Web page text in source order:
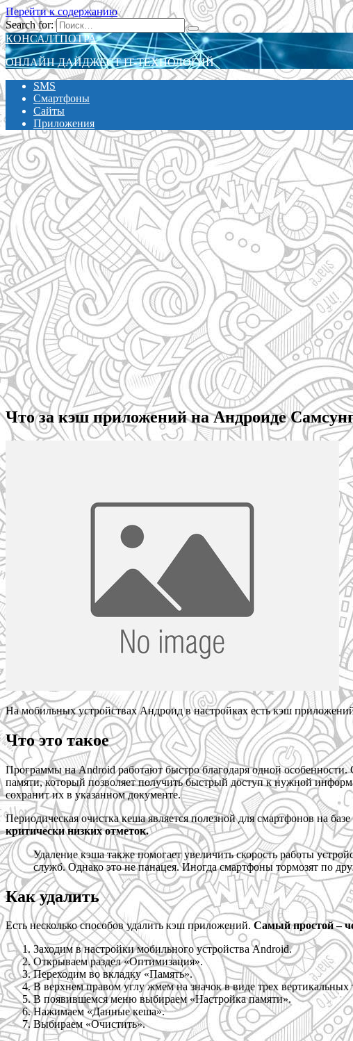
Перейти к содержанию
Search for:
КОНСАЛТПОТРА
ОНЛАЙН ДАЙДЖЕСТ IT-ТЕХНОЛОГИЙ
SMS
Смартфоны
Сайты
Приложения
Что за кэш приложений на Андроиде
На мобильных устройствах Андроид в настройках есть кэш
Что это такое
Программы на Android работают быстро благодаря одной
памяти, который позволяет получить быстрый доступ к нужной
сохранит их в указанном документе.
Периодическая очистка кеша является полезной для смартфонов на
критически низких отметок.
Удаление кэша также помогает увеличить скорость работы
служб. Однако это не панацея. Иногда смартфоны тормозят по
Как удалить
Есть несколько способов удалить кэш приложений. Самый простой –
Заходим в настройки мобильного устройства Android.
Открываем раздел «Оптимизация».
Переходим во вкладку «Память».
В верхнем правом углу жмем на значок в виде трех вертикальных
В появившемся меню выбираем «Настройка памяти».
Нажимаем «Данные кеша».
Выбираем «Очистить».